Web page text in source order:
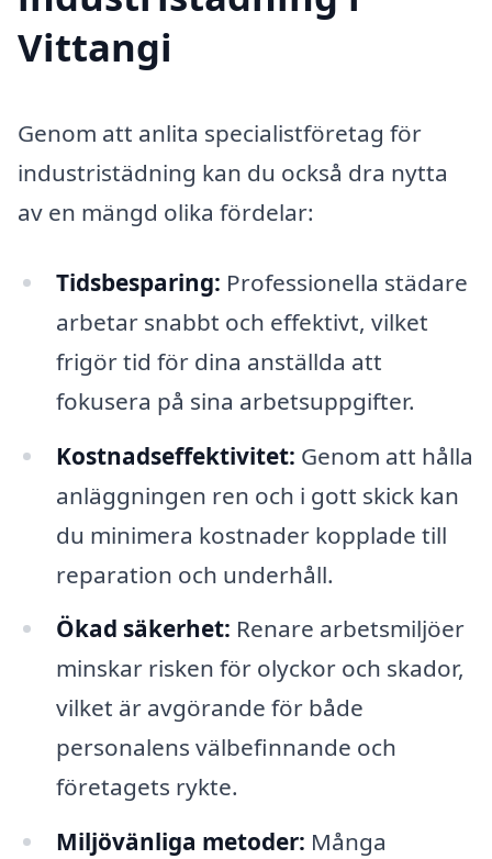
Vittangi
Genom att anlita specialistföretag för
industristädning kan du också dra nytta
av en mängd olika fördelar:
Tidsbesparing: Professionella städare
arbetar snabbt och effektivt, vilket
frigör tid för dina anställda att
fokusera på sina arbetsuppgifter.
Kostnadseffektivitet: Genom att hålla
anläggningen ren och i gott skick kan
du minimera kostnader kopplade till
reparation och underhåll.
Ökad säkerhet: Renare arbetsmiljöer
minskar risken för olyckor och skador,
vilket är avgörande för både
personalens välbefinnande och
företagets rykte.
Miljövänliga metoder: Många